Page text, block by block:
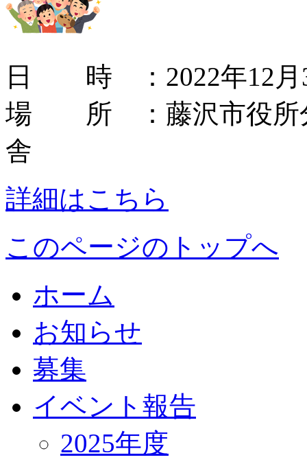
日 時 ：2022年12月3
場 所 ：藤沢市役所分
舎
詳細はこちら
このページのトップへ
ホーム
お知らせ
募集
イベント報告
2025年度